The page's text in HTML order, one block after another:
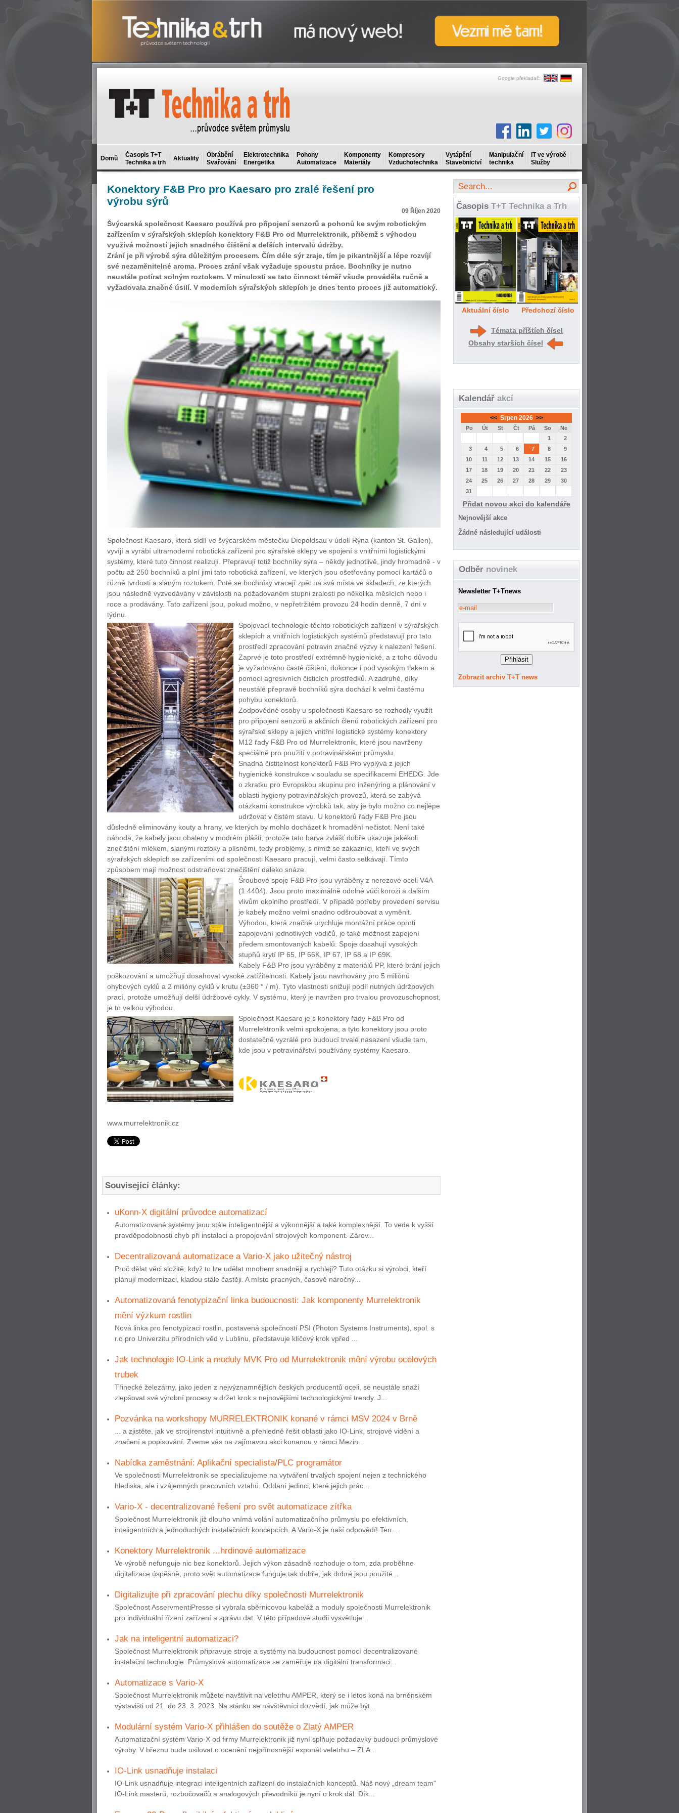
Google překladač:
Domů
Časopis T+T
Technika a trh
Aktuality
Obrábění
Svařování
Elektrotechnika
Energetika
Pohony
Automatizace
Komponenty
Materiály
Kompresory
Vzduchotechnika
Vytápění
Stavebnictví
Manipulační
technika
IT ve výrobě
Služby
Konektory F&B Pro pro Kaesaro pro zralé řešení pro
výrobu sýrů
09 Říjen 2020
Švýcarská společnost Kaesaro používá pro připojení senzorů a pohonů ke svým robotickým
zařízením v sýrařských sklepích konektory F&B Pro od Murrelektronik, přičemž s výhodou
využívá možností jejich snadného čištění a delších intervalů údržby.
Zrání je při výrobě sýra důležitým procesem. Čím déle sýr zraje, tím je pikantnější a lépe rozvíjí
své nezaměnitelné aroma. Proces zrání však vyžaduje spoustu práce. Bochníky je nutno
neustále potírat solným roztokem. V minulosti se tato činnost téměř všude prováděla ručně a
vyžadovala značné úsilí. V moderních sýrařských sklepích je dnes tento proces již automatický.
Společnost Kaesaro, která sídlí ve švýcarském městečku Diepoldsau v údolí Rýna (kanton St. Gallen),
vyvíjí a vyrábí ultramoderní robotická zařízení pro sýrařské sklepy ve spojení s vnitřními logistickými
systémy, které tuto činnost realizují. Přepravují totiž bochníky sýra – někdy jednotlivě, jindy hromadně - v
počtu až 250 bochníků a plní jimi tato robotická zařízení, ve kterých jsou ošetřovány pomocí kartáčů o
různé tvrdosti a slaným roztokem. Poté se bochníky vracejí zpět na svá místa ve skladech, ze kterých
jsou následně vyzvedávány v závislosti na požadovaném stupni zralosti po několika měsících nebo i
roce a prodávány. Tato zařízení jsou, pokud možno, v nepřetržitém provozu 24 hodin denně, 7 dní v
týdnu.
Spojovací technologie těchto robotických zařízení v sýrařských
sklepích a vnitřních logistických systémů představují pro tato
prostředí zpracování potravin značné výzvy k nalezení řešení.
Zaprvé je toto prostředí extrémně hygienické, a z toho důvodu
je vyžadováno časté čištění, dokonce i pod vysokým tlakem a
pomocí agresivních čisticích prostředků. A zadruhé, díky
neustálé přepravě bochníků sýra dochází k velmi častému
pohybu konektorů.
Zodpovědné osoby u společnosti Kaesaro se rozhodly využít
pro připojení senzorů a akčních členů robotických zařízení pro
sýrařské sklepy a jejich vnitřní logistické systémy konektory
M12 řady F&B Pro od Murrelektronik, které jsou navrženy
speciálně pro použití v potravinářském průmyslu.
Snadná čistitelnost konektorů F&B Pro vyplývá z jejich
hygienické konstrukce v souladu se specifikacemi EHEDG. Jde
o zkratku pro Evropskou skupinu pro inženýring a plánování v
oblasti hygieny potravinářských provozů, která se zabývá
otázkami konstrukce výrobků tak, aby je bylo možno co nejlépe
udržovat v čistém stavu. U konektorů řady F&B Pro jsou
důsledně eliminovány kouty a hrany, ve kterých by mohlo docházet k hromadění nečistot. Není také
náhoda, že kabely jsou obaleny v modrém plášti, protože tato barva zvlášť dobře ukazuje jakékoli
znečištění mlékem, slanými roztoky a plísněmi, tedy problémy, s nimiž se zákazníci, kteří ve svých
sýrařských sklepích se zařízeními od společnosti Kaesaro pracují, velmi často setkávají. Tímto
způsobem mají možnost odstraňovat znečištění daleko snáze.
Šroubové spoje F&B Pro jsou vyráběny z nerezové oceli V4A
(1.4404). Jsou proto maximálně odolné vůči korozi a dalším
vlivům okolního prostředí. V případě potřeby provedení servisu
je kabely možno velmi snadno odšroubovat a vyměnit.
Výhodou, která značně urychluje montážní práce oproti
zapojování jednotlivých vodičů, je také možnost zapojení
předem smontovaných kabelů. Spoje dosahují vysokých
stupňů krytí IP 65, IP 66K, IP 67, IP 68 a IP 69K.
Kabely F&B Pro jsou vyráběny z materiálů PP, které brání jejich
poškozování a umožňují dosahovat vysoké zatížitelnosti. Kabely jsou navrhovány pro 5 miliónů
ohybových cyklů a 2 milióny cyklů v krutu (±360 ° / m). Tyto vlastnosti snižují podíl nutných údržbových
prací, protože umožňují delší údržbové cykly. V systému, který je navržen pro trvalou provozuschopnost,
je to velkou výhodou.
Společnost Kaesaro je s konektory řady F&B Pro od
Murrelektronik velmi spokojena, a tyto konektory jsou proto
dostatečně vyzrálé pro budoucí trvalé nasazení všude tam,
kde jsou v potravinářství používány systémy Kaesaro.
www.murrelektronik.cz
www.murrelektronik.cz
Související články:
uKonn-X digitální průvodce automatizací
Automatizované systémy jsou stále inteligentnější a výkonnější a také komplexnější. To vede k vyšší
pravděpodobnosti chyb při instalaci a propojování strojových komponent. Zárov...
Decentralizovaná automatizace a Vario-X jako užitečný nástroj
Proč dělat věci složitě, když to lze udělat mnohem snadněji a rychleji? Tuto otázku si výrobci, kteří
plánují modernizaci, kladou stále častěji. A místo pracných, časově náročný...
Automatizovaná fenotypizační linka budoucnosti: Jak komponenty Murrelektronik
mění výzkum rostlin
Nová linka pro fenotypizaci rostlin, postavená společností PSI (Photon Systems Instruments), spol. s
r.o pro Univerzitu přírodních věd v Lublinu, představuje klíčový krok vpřed ...
Jak technologie IO-Link a moduly MVK Pro od Murrelektronik mění výrobu ocelových
trubek
Třinecké železárny, jako jeden z nejvýznamnějších českých producentů oceli, se neustále snaží
zlepšovat své výrobní procesy a držet krok s nejnovějšími technologickými trendy. J...
Pozvánka na workshopy MURRELEKTRONIK konané v rámci MSV 2024 v Brně
... a zjistěte, jak ve strojírenství intuitivně a přehledně řešit oblasti jako IO-Link, strojové vidění a
značení a popisování. Zveme vás na zajímavou akci konanou v rámci Mezin...
Nabídka zaměstnání: Aplikační specialista/PLC programátor
Ve společnosti Murrelektronik se specializujeme na vytváření trvalých spojení nejen z technického
hlediska, ale i vzájemných pracovních vztahů. Oddaní jedinci, které jejich prác...
Vario-X - decentralizované řešení pro svět automatizace zítřka
Společnost Murrelektronik již dlouho vnímá volání automatizačního průmyslu po efektivních,
inteligentních a jednoduchých instalačních koncepcích. A Vario-X je naší odpovědí! Ten...
Konektory Murrelektronik ...hrdinové automatizace
Ve výrobě nefunguje nic bez konektorů. Jejich výkon zásadně rozhoduje o tom, zda proběhne
digitalizace úspěšně, proto svět automatizace funguje tak dobře, jak dobré jsou použité...
Digitalizujte při zpracování plechu díky společnosti Murrelektronik
Společnost AsservmentiPresse si vybrala sběrnicovou kabeláž a moduly společnosti Murrelektronik
pro individuální řízení zařízení a správu dat. V této případové studii vysvětluje...
Jak na inteligentní automatizaci?
Společnost Murrelektronik připravuje stroje a systémy na budoucnost pomocí decentralizované
instalační technologie. Průmyslová automatizace se zaměřuje na digitální transformaci...
Automatizace s Vario-X
Společnost Murrelektronik můžete navštívit na veletrhu AMPER, který se i letos koná na brněnském
výstavišti od 21. do 23. 3. 2023. Na stánku se návštěvníci dozvědí, jak může být...
Modulární systém Vario-X přihlášen do soutěže o Zlatý AMPER
Automatizační systém Vario-X od firmy Murrelektronik již nyní splňuje požadavky budoucí průmyslové
výroby. V březnu bude usilovat o ocenění nejpřínosnější exponát veletrhu – ZLA...
IO-Link usnadňuje instalaci
IO-Link usnadňuje integraci inteligentních zařízení do instalačních konceptů. Náš nový „dream team"
IO-Link masterů, rozbočovačů a analogových převodníků je nyní o krok dál. Dík...
Časopis T+T Technika a Trh
Aktuální číslo Předchozí číslo
Témata příštích čísel
Obsahy starších čísel
Kalendář akcí
<< Srpen 2026 >>
Po Út St Čt Pá So
Ne
1
2
3
4 5 6 7 8
9
10
11 12 13 14 15
16
17
18 19 20 21 22
23
24
25 26 27 28 29
30
31
Přidat novou akci do kalendáře
Nejnovější akce
Žádné následující události
Odběr novinek
Newsletter T+Tnews
Zobrazit archiv T+T news